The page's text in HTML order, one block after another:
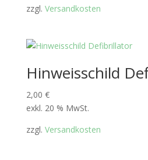
zzgl. Versandkosten
Hinweisschild
2,00 €
exkl. 20 % MwSt.
zzgl. Versandkosten